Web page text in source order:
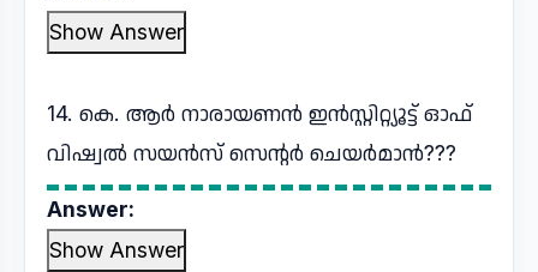
Show Answer
14. കെ. ആർ നാരായണൻ ഇൻസ്റ്റിറ്റ്യൂട്ട് ഓഫ്
വിഷ്വൽ സയൻസ് സെന്റർ ചെയർമാൻ???
Answer:
Show Answer